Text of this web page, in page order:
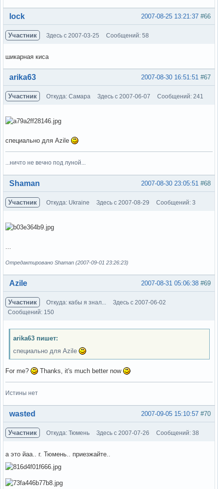
Вне форума #66
2007-08-25 13:21:37
lock
Участник Здесь с 2007-03-25 Сообщений: 58
шикарная киса
Вне форума #67
2007-08-30 16:51:51
arika63
Участник Откуда: Самара Здесь с 2007-06-07 Сообщений: 241
специально для Azile
...ничто не вечно под луной...
Вне форума #68
2007-08-30 23:05:51
Shaman
Участник Откуда: Ukraine Здесь с 2007-08-29 Сообщений: 3
...
Отредактировано Shaman (2007-09-01 23:26:23)
Вне форума #69
2007-08-31 05:06:38
Azile
Участник Откуда: кабы я знал...
Здесь с 2007-06-02
Сообщений: 150
arika63 пишет:
специально для Azile
For me? Thanks, it's much better now
Истины нет
Вне форума #70
2007-09-05 15:10:57
wasted
Участник Откуда: Тюмень Здесь с 2007-07-26 Сообщений: 38
а это йаа.. г. Тюмень.. приезжайте..